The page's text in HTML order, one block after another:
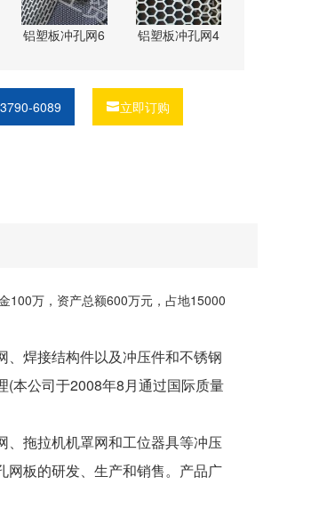
铝塑板冲孔网6 铝塑板冲孔网4
6089 立即订购
100万，资产总额600万元，占地15000
焊接结构件以及冲压件和不锈钢
(本公司于2008年8月通过国际质量
拖拉机机罩网和工位器具等冲压
网板的研发、生产和销售。产品广